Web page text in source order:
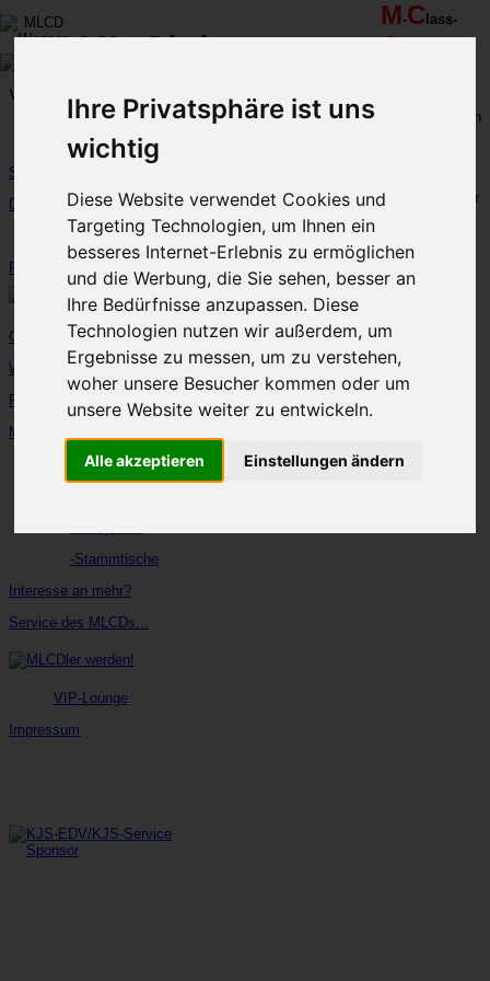
Ihre Privatsphäre ist uns
wichtig
Diese Website verwendet Cookies und
Targeting Technologien, um Ihnen ein
besseres Internet-Erlebnis zu ermöglichen
und die Werbung, die Sie sehen, besser an
Ihre Bedürfnisse anzupassen. Diese
Technologien nutzen wir außerdem, um
Ergebnisse zu messen, um zu verstehen,
woher unsere Besucher kommen oder um
unsere Website weiter zu entwickeln.
Alle akzeptieren Einstellungen ändern
ML-Club-
D
eutschland
Der Mercedes M-Klasse Club!
M-C lass-
C
-
Regionalbereich
Start
DerClub
Foren...
FanArtikel...
Galerie(n)...
Werkstätten... (114)
Rastplatz... (110)
MLCD-M-Klassen:
-Fuhrpark
-Stammtische
Interesse an mehr?
Service des MLCDs...
VIP-Lounge
Impressum
10/2005 ML-CD 46 "Bayrischer Wald im Februar